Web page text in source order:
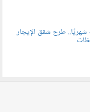
من 1500 جنيه شهريًا.. طرح شقق الإيجار